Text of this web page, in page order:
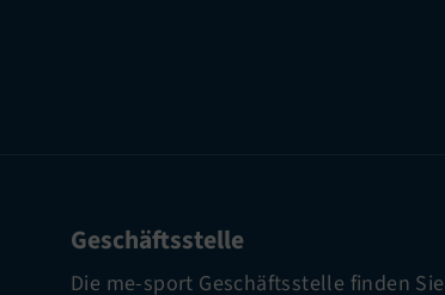
Geschäftsstelle
Die me-sport Geschäftsstelle finden Sie